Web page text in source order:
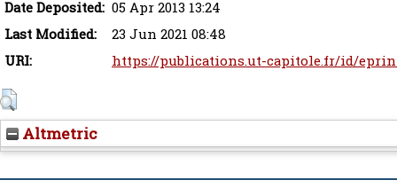
Date Deposited: 05 Apr 2013 13:24
Last Modified:
23 Jun 2021 08:48
URI:
https://publications.ut-capitole.fr/id/
Altmetric